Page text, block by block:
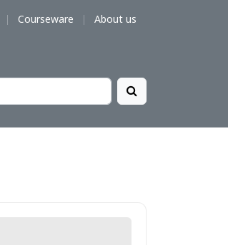
Courseware About us